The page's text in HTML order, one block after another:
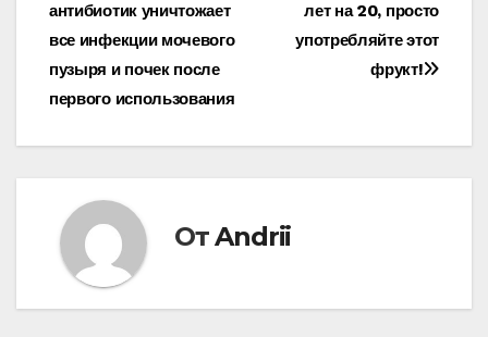
записям
лет на 20, просто
употребляйте этот
фрукт!
антибиотик уничтожает
все инфекции мочевого
пузыря и почек после
первого использования
ОтAndrii